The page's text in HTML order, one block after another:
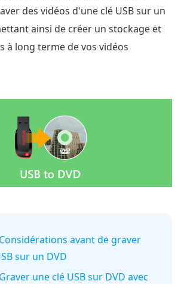
des vidéos d'une clé USB sur un
ainsi de créer un stockage et
à long terme de vos vidéos
avant de graver
sur un DVD
une clé USB sur DVD avec